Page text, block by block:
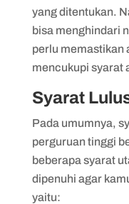
yang ditentukan.
bisa menghindari
perlu memastikan
mencukupi syarat
Syarat
Pada umumnya,
perguruan tinggi
beberapa syarat
dipenuhi agar
yaitu: